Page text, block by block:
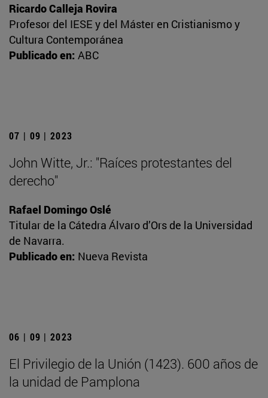
Ricardo Calleja Rovira
Profesor del IESE y del Máster en Cristianismo y
Cultura Contemporánea
Publicado en: ABC
07 | 09 | 2023
John Witte, Jr.: "Raíces protestantes del
derecho"
Rafael Domingo Oslé
Titular de la Cátedra Álvaro d’Ors de la Universidad
de Navarra.
Publicado en: Nueva Revista
06 | 09 | 2023
El Privilegio de la Unión (1423). 600 años de
la unidad de Pamplona